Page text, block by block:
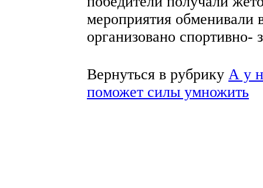
мероприятия обменивали
организовано спортивно-
Вернуться в рубрику А у
поможет силы умножить